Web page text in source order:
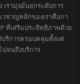
เรามุ่งมั่นยกระดับการ
วชาญหลักของเราคือกา
ที่เสริมประสิทธิภาพด้วย
ริการครอบคลุมตั้งแต่
ปจนถึงบริการ